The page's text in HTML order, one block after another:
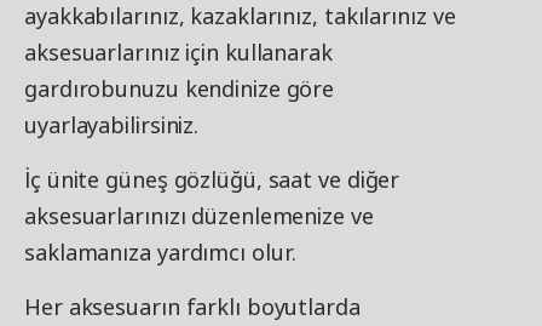
ayakkabılarınız, kazaklarınız, takılarınız ve
aksesuarlarınız için kullanarak
gardırobunuzu kendinize göre
uyarlayabilirsiniz.
İç ünite güneş gözlüğü, saat ve diğer
aksesuarlarınızı düzenlemenize ve
saklamanıza yardımcı olur.
Her aksesuarın farklı boyutlarda